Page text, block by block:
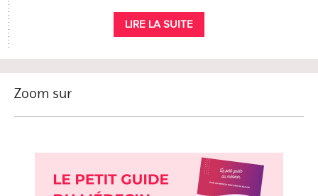
LIRE LA SUITE
Zoom sur